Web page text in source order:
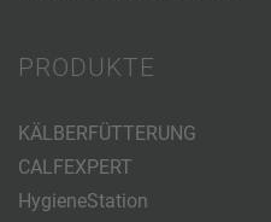
PRODUKTE
KÄLBERFÜTTERUNG
CALFEXPERT
HygieneStation